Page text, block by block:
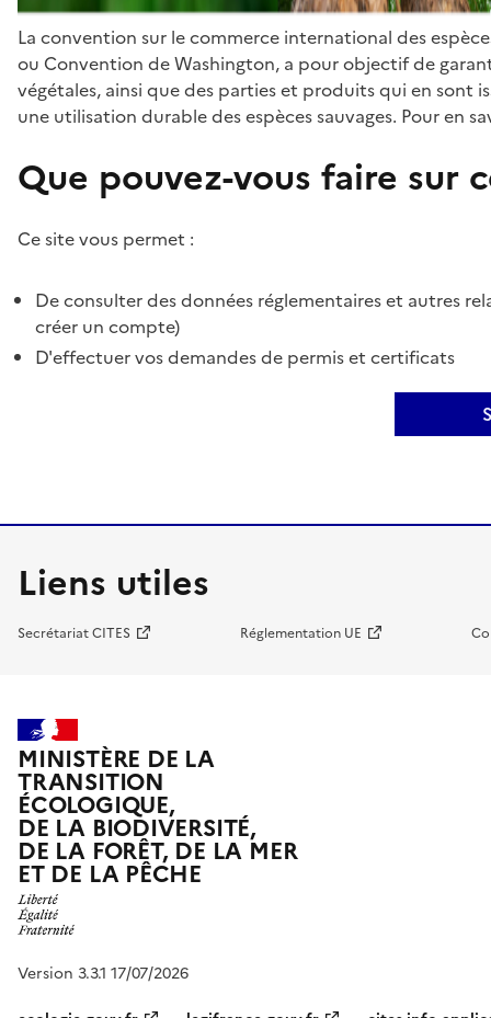
La convention sur le commerce international des
ou Convention de Washington, a pour objectif de
végétales, ainsi que des parties et produits qui en sont
une utilisation durable des espèces sauvages. Pour en
Que pouvez-vous faire sur
Ce site vous permet :
De consulter des données réglementaires et autres
créer un compte)
D'effectuer vos demandes de permis et certificats
Liens utiles
Secrétariat CITES Réglementation UE
MINISTÈRE DE LA
TRANSITION
ÉCOLOGIQUE,
DE LA BIODIVERSITÉ,
DE LA FORÊT, DE LA MER
ET DE LA PÊCHE
Version 3.3.1 17/07/2026